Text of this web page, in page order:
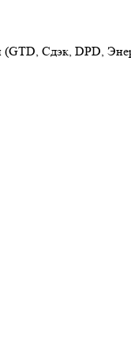
(GTD, Сдэк, DPD,